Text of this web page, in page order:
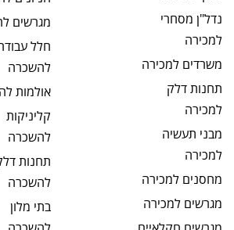
נדל"ן מסחרי
למכירה
משרדים למכירה
תחנות דלק
למכירה
מבני תעשיה
למכירה
מחסנים למכירה
מגרשים למכירה
מגרשים
חלל
להשכרה
אולמות
קליניקות
להשכרה
תחנות
להשכרה
בתי מלון